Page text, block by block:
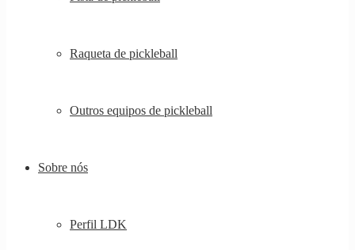
Raqueta de pickleball
Outros equipos de pickleball
Sobre nós
Perfil LDK